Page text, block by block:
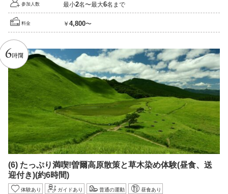
参加人数 最小2名〜最大6名まで
料金 ￥ 4,800〜
6時間
(6) たっぷり満喫!曽爾高原散策と草木染め体験(昼食、送
迎付き)(約6時間)
体験あり ガイドあり 普通の運動 昼食あり